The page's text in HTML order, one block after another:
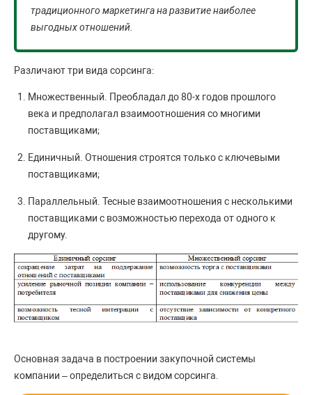
традиционного маркетинга на развитие наиболее
выгодных отношений.
Различают три вида сорсинга:
Множественный. Преобладал до 80-х годов прошлого
века и предполагал взаимоотношения со многими
поставщиками;
Единичный. Отношения строятся только с ключевыми
поставщиками;
Параллельный. Тесные взаимоотношения с несколькими
поставщиками с возможностью перехода от одного к
другому.
Основная задача в построении закупочной системы
компании – определиться с видом сорсинга.